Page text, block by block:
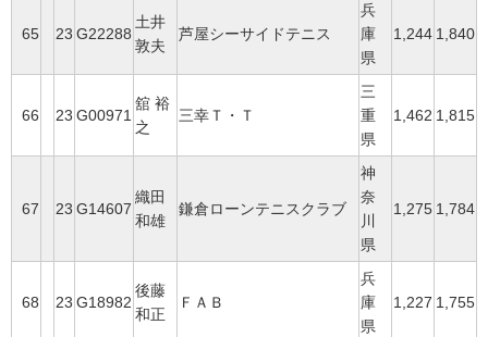
65 23 G22288
土井
敦夫
芦屋シーサイドテニス
兵
庫
県
1,244 1,840
66 23 G00971
舘 裕
之
三幸Ｔ・Ｔ
三
重
県
1,462 1,815
67 23 G14607
織田
和雄
鎌倉ローンテニスクラブ
神
奈
川
県
1,275 1,784
68 23 G18982
後藤
和正
ＦＡＢ
兵
庫
県
1,227 1,755